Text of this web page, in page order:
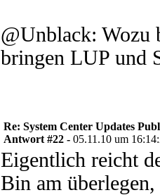
@Unblack: Wozu
bringen LUP und
Re: System Center Updates
Antwort #22 - 05.11.10 um
Eigentlich reicht
Bin am